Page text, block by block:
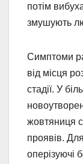
потім
змушують
Симптоми
від місця
стадії. У
жовтяниця
проявів.
оперізуючі